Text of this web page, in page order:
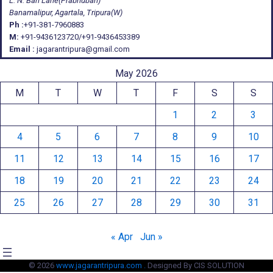
Banamalipur, Agartala, Tripura(W)
Ph :+91-381-7960883
M: +91-9436123720/+91-9436453389
Email : jagarantripura@gmail.com
May 2026
M
T W T F S
S
1
2
3
4
5 6 7 8 9
10
11
12 13 14 15 16
17
18
19 20 21 22 23
24
25
26 27 28 29 30 31
« Apr Jun »
© 2026 www.jagarantripura.com . Designed By CIS SOLUTION